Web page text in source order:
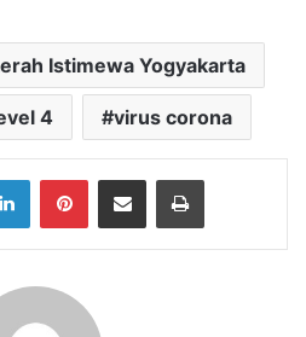
Istimewa Yogyakarta
4 virus corona
LinkedInPinterestShare via Email Print